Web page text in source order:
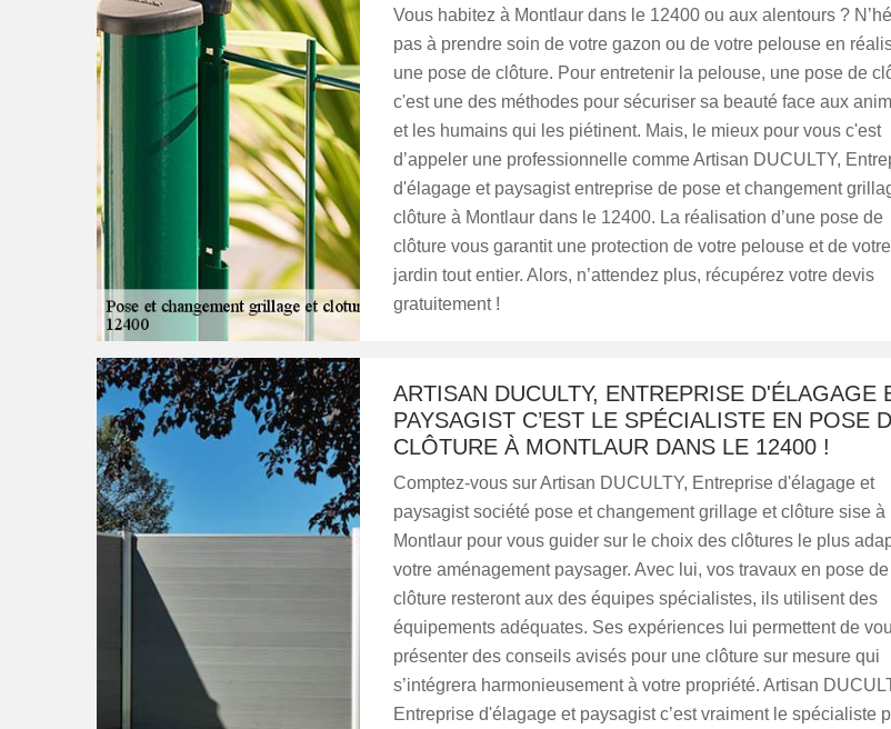
Vous habitez à Montlaur dans le 12400 ou aux alentours ?
pas à prendre soin de votre gazon ou de votre pelouse en
une pose de clôture. Pour entretenir la pelouse, une pose de
c'est une des méthodes pour sécuriser sa beauté face aux
et les humains qui les piétinent. Mais, le mieux pour vous c'est
d’appeler une professionnelle comme Artisan DUCULTY,
d'élagage et paysagist entreprise de pose et changement
clôture à Montlaur dans le 12400. La réalisation d’une pose de
clôture vous garantit une protection de votre pelouse et de votre
jardin tout entier. Alors, n’attendez plus, récupérez votre devis
gratuitement !
ARTISAN DUCULTY, ENTREPRISE D'ÉLAGAGE
PAYSAGIST C’EST LE SPÉCIALISTE EN POSE
CLÔTURE À MONTLAUR DANS LE 12400 !
Comptez-vous sur Artisan DUCULTY, Entreprise d'élagage et
paysagist société pose et changement grillage et clôture sise à
Montlaur pour vous guider sur le choix des clôtures le plus
votre aménagement paysager. Avec lui, vos travaux en pose de
clôture resteront aux des équipes spécialistes, ils utilisent des
équipements adéquates. Ses expériences lui permettent de
présenter des conseils avisés pour une clôture sur mesure qui
s’intégrera harmonieusement à votre propriété. Artisan
Entreprise d'élagage et paysagist c’est vraiment le spécialiste